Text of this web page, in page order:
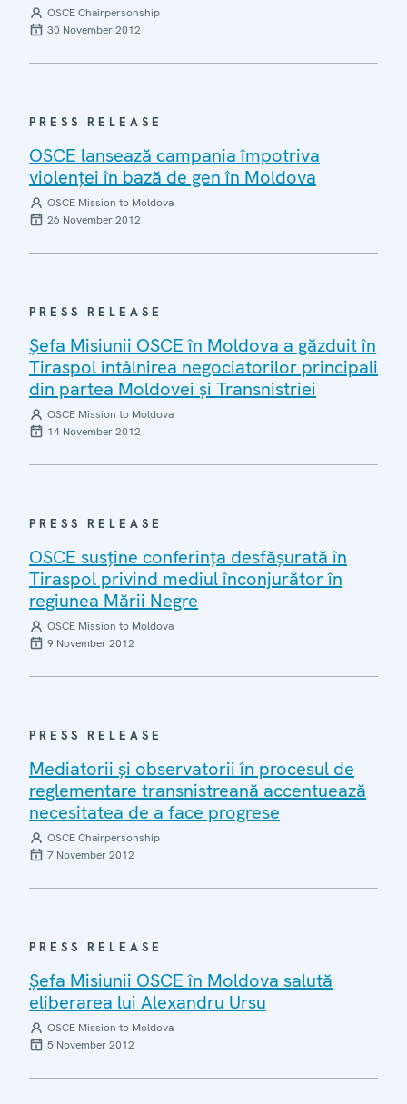
OSCE Chairpersonship
30 November 2012
PRESS RELEASE
OSCE lansează campania împotriva
violenţei în bază de gen în Moldova
OSCE Mission to Moldova
26 November 2012
PRESS RELEASE
Şefa Misiunii OSCE în Moldova a găzduit în
Tiraspol întâlnirea negociatorilor principali
din partea Moldovei şi Transnistriei
OSCE Mission to Moldova
14 November 2012
PRESS RELEASE
OSCE susţine conferinţa desfăşurată în
Tiraspol privind mediul înconjurător în
regiunea Mării Negre
OSCE Mission to Moldova
9 November 2012
PRESS RELEASE
Mediatorii şi observatorii în procesul de
reglementare transnistreană accentuează
necesitatea de a face progrese
OSCE Chairpersonship
7 November 2012
PRESS RELEASE
Şefa Misiunii OSCE în Moldova salută
eliberarea lui Alexandru Ursu
OSCE Mission to Moldova
5 November 2012